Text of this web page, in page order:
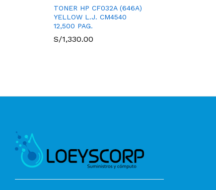
TONER HP CF032A (646A)
YELLOW L.J. CM4540
12,500 PAG.
S/1,330.00